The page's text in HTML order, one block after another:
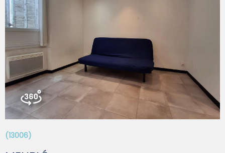
nous contacter pour organiser une visite. Superfie : 40.96
m² Loyer : 650€/ mois charges comprises dont 100€ de
provisions sur charges (provision avec régularisation
annuelle) et de 13€ /mois de taxe d'ordures ménagères
(provision avec régularisation annuelle). Dépôt de
garantie : 537€ Honoraires charge locataire : 450.56€
TTC dont 122,88€ TTC pour l'état des lieux Diagnostic de
Performance Énergétique classe B Montant estimé des
dépenses annuelles d'énergie pour un usage standard
est entre 149 € et 201 € TTC /an Date de référence des
prix de l'énergie pour établir cette estimation : 01/01/2021
Le Puy Saint Réparade est situé en zone non tendue. Les
informations sur les risques auxquels ce bien est exposé
(13006)
VOIR LE BIEN